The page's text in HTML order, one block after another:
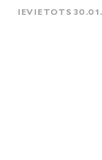
IEVIETOTS